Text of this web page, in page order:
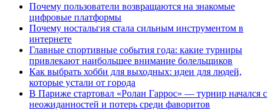
Почему пользователи возвращаются на знакомые
цифровые платформы
Почему ностальгия стала сильным инструментом в
интернете
Главные спортивные события года: какие турниры
привлекают наибольшее внимание болельщиков
Как выбрать хобби для выходных: идеи для людей,
которые устали от города
В Париже стартовал «Ролан Гаррос» — турнир начался с
неожиданностей и потерь среди фаворитов